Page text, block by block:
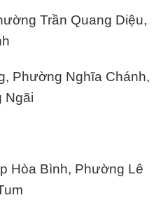
Trần Quang Diệu,
Phường Nghĩa Chánh,
Ngãi
Hòa Bình, Phường Lê